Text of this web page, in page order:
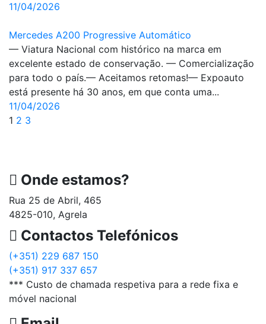
11/04/2026
Mercedes A200 Progressive Automático
— Viatura Nacional com histórico na marca em
excelente estado de conservação. — Comercialização
para todo o país.— Aceitamos retomas!— Expoauto
está presente há 30 anos, em que conta uma...
11/04/2026
1 2 3
Onde estamos?
Rua 25 de Abril, 465
4825-010, Agrela
Contactos Telefónicos
(+351) 229 687 150
(+351) 917 337 657
*** Custo de chamada respetiva para a rede fixa e
móvel nacional